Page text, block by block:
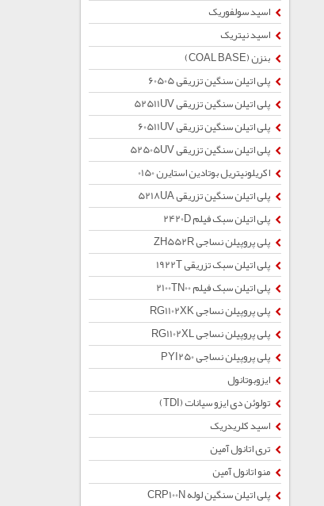
اسید سولفوریک
اسید نیتریک
بنزن (COAL BASE)
پلی اتیلن سنگین تزریقی 60505
پلی اتیلن سنگین تزریقی 52511UV
پلی اتیلن سنگین تزریقی 60511UV
پلی اتیلن سنگین تزریقی 52505UV
اکریلونیتریل بوتادین استایرن 0150
پلی اتیلن سنگین تزریقی 5218UA
پلی اتیلن سبک فیلم 2420D
پلی پروپیلن نساجی ZH552R
پلی اتیلن سبک تزریقی 1922T
پلی اتیلن سبک فیلم 2100TN00
پلی پروپیلن نساجی RG1102XK
پلی پروپیلن نساجی RG1102XL
پلی پروپیلن نساجی PYI250
ایزوبوتانول
تولوئن دی ایزو سیانات (TDI)
اسید کلریدریک
تری اتانول آمین
منو اتانول آمین
پلی اتیلن سنگین لوله CRP100N